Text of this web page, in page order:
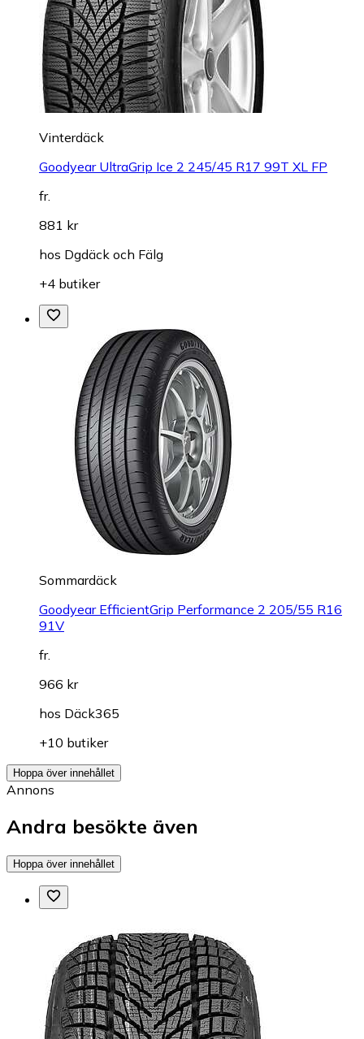
Vinterdäck
Goodyear UltraGrip Ice 2 245/45 R17 99T XL FP
fr.
881 kr
hos Dgdäck och Fälg
+4 butiker
Sommardäck
Goodyear EfficientGrip Performance 2 205/55 R16
91V
fr.
966 kr
hos Däck365
+10 butiker
Hoppa över innehållet
Annons
Andra besökte även
Hoppa över innehållet